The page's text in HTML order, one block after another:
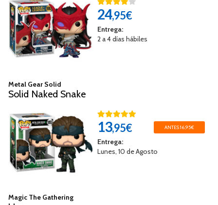
24,95€
Entrega:
2 a 4 días hábiles
Metal Gear Solid
Solid Naked Snake
13,95€ ANTES 16,95€
Entrega:
Lunes, 10 de Agosto
Magic The Gathering